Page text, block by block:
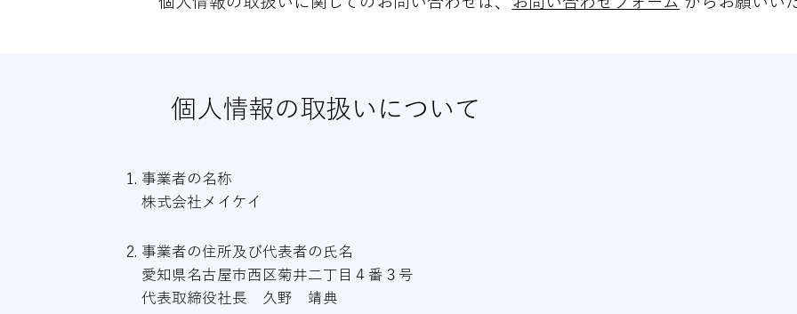
​個人情報の取扱いについて
事業者の名称
株式会社メイケイ
事業者の住所及び代表者の氏名
愛知県名古屋市西区菊井二丁目４番３号
代表取締役社長 久野 靖典